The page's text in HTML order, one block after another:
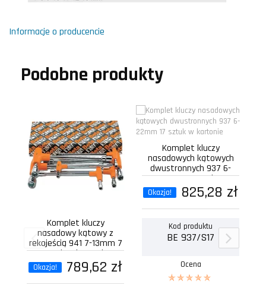
Informacje o producencie
Podobne produkty
Komplet kluczy
nasadowy kątowy z
rekojeścią 941 7-13mm 7
sztuk w kartonie
Okazja! 789,62 zł
Komplet kluczy
nasadowych kątowych
dwustronnych 937 6-
22mm 17 sztuk w
kartonie
Okazja! 825,28 zł
Kod produktu
BE 937/S17
Ocena